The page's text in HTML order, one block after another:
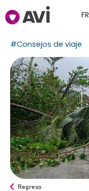
FR
#Consejos de viaje
Regreso